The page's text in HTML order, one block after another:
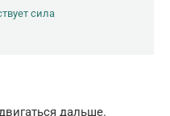
сила
дальше.